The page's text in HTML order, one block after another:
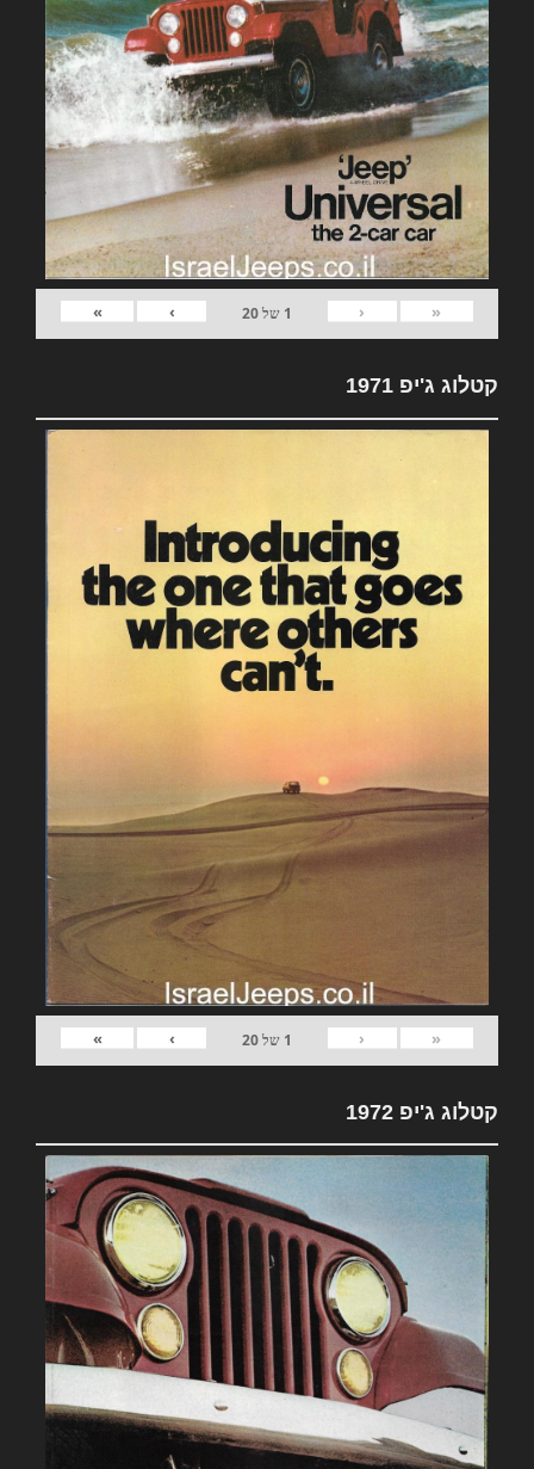
«
‹
1 של20
›
»
קטלוג ג'יפ 1971
«
‹
1 של20
›
»
קטלוג ג'יפ 1972